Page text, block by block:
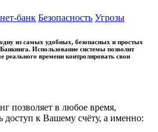
банк Безопасность Угрозы
из самых удобных, безопасных и простых
Использование системы позволит
времени контролировать свои
позволяет в любое время,
доступ к Вашему счёту, а именно: